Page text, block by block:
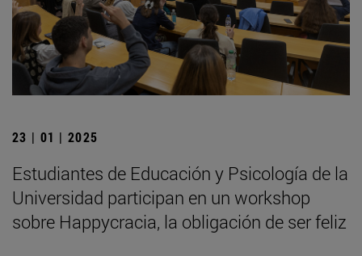
23 | 01 | 2025
Estudiantes de Educación y Psicología de la
Universidad participan en un workshop
sobre Happycracia, la obligación de ser feliz